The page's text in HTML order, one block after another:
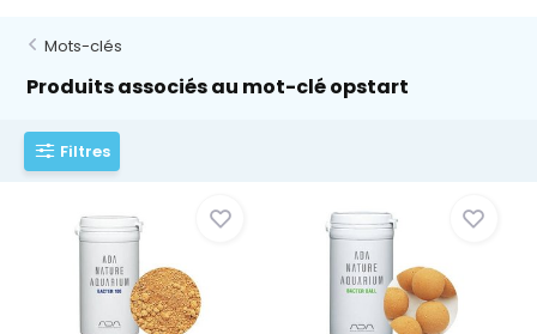
Mots-clés
Produits associés au mot-clé opstart
Filtres